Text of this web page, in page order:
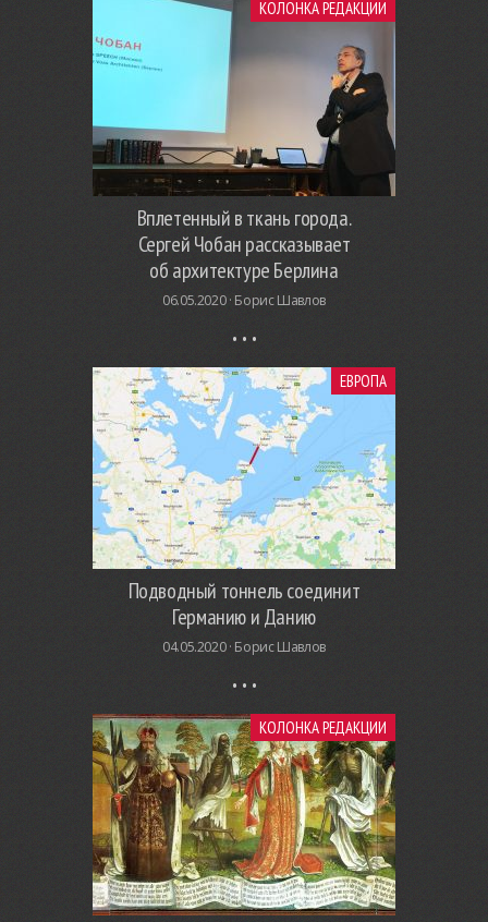
КОЛОНКА РЕДАКЦИИ
Вплетенный в ткань города.
Сергей Чобан рассказывает
об архитектуре Берлина
06.05.2020 · Борис Шавлов
ЕВРОПА
Подводный тоннель соединит
Германию и Данию
04.05.2020 · Борис Шавлов
КОЛОНКА РЕДАКЦИИ